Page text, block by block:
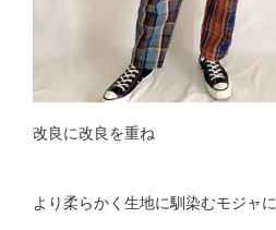
改良に改良を重ね
より柔らかく生地に馴染むモジャに